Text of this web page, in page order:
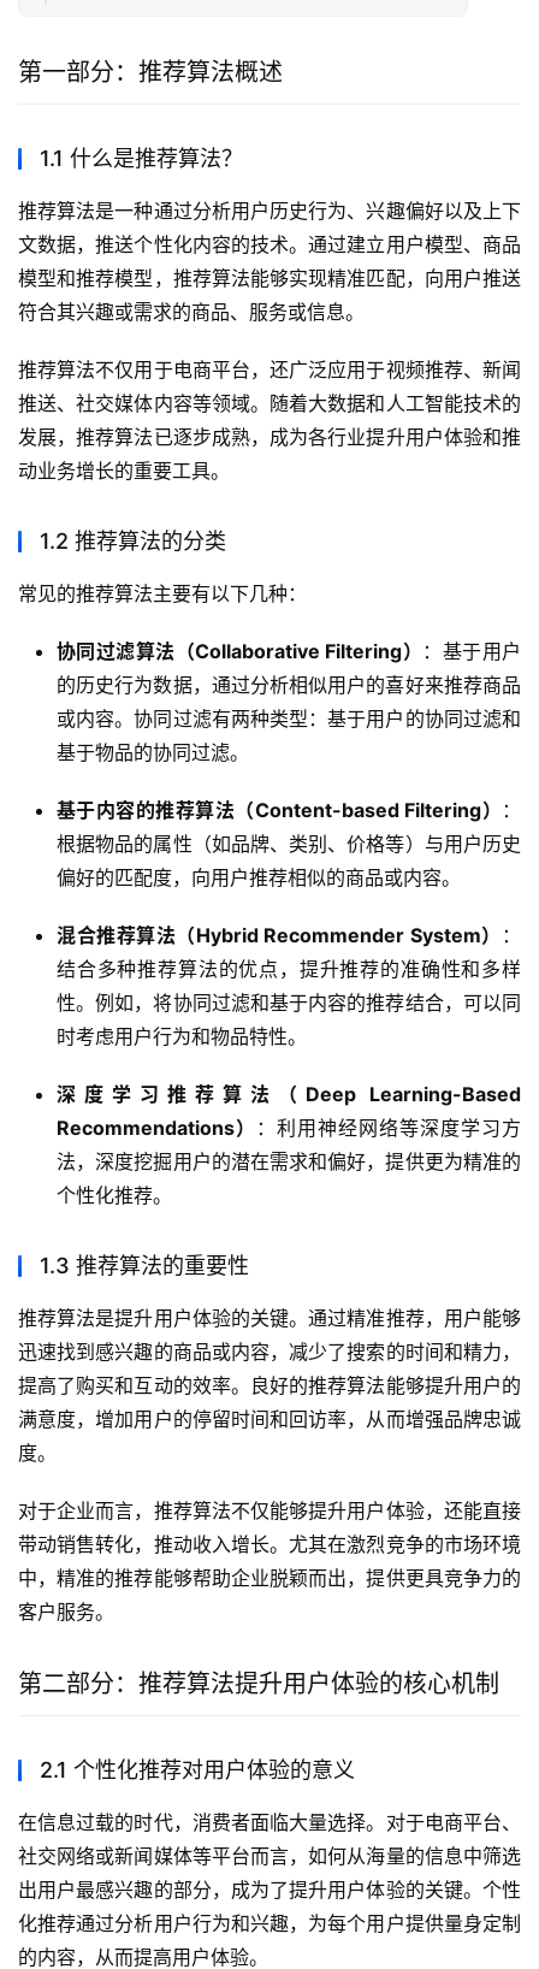
第一部分：推荐算法概述
1.1 什么是推荐算法？
推荐算法是一种通过分析用户历史行为、兴趣偏好以及上下
文数据，推送个性化内容的技术。通过建立用户模型、商品
模型和推荐模型，推荐算法能够实现精准匹配，向用户推送
符合其兴趣或需求的商品、服务或信息。
推荐算法不仅用于电商平台，还广泛应用于视频推荐、新闻
推送、社交媒体内容等领域。随着大数据和人工智能技术的
发展，推荐算法已逐步成熟，成为各行业提升用户体验和推
动业务增长的重要工具。
1.2 推荐算法的分类
常见的推荐算法主要有以下几种：
协同过滤算法（Collaborative Filtering）
：基于用户
的历史行为数据，通过分析相似用户的喜好来推荐商品
或内容。协同过滤有两种类型：基于用户的协同过滤和
基于物品的协同过滤。
基于内容的推荐算法（Content-based Filtering）
：
根据物品的属性（如品牌、类别、价格等）与用户历史
偏好的匹配度，向用户推荐相似的商品或内容。
混合推荐算法（Hybrid Recommender System）
：
结合多种推荐算法的优点，提升推荐的准确性和多样
性。例如，将协同过滤和基于内容的推荐结合，可以同
时考虑用户行为和物品特性。
深度学习推荐算法（Deep Learning-Based
Recommendations）
：利用神经网络等深度学习方
法，深度挖掘用户的潜在需求和偏好，提供更为精准的
个性化推荐。
1.3 推荐算法的重要性
推荐算法是提升用户体验的关键。通过精准推荐，用户能够
迅速找到感兴趣的商品或内容，减少了搜索的时间和精力，
提高了购买和互动的效率。良好的推荐算法能够提升用户的
满意度，增加用户的停留时间和回访率，从而增强品牌忠诚
度。
对于企业而言，推荐算法不仅能够提升用户体验，还能直接
带动销售转化，推动收入增长。尤其在激烈竞争的市场环境
中，精准的推荐能够帮助企业脱颖而出，提供更具竞争力的
客户服务。
第二部分：推荐算法提升用户体验的核心机制
2.1 个性化推荐对用户体验的意义
在信息过载的时代，消费者面临大量选择。对于电商平台、
社交网络或新闻媒体等平台而言，如何从海量的信息中筛选
出用户最感兴趣的部分，成为了提升用户体验的关键。个性
化推荐通过分析用户行为和兴趣，为每个用户提供量身定制
的内容，从而提高用户体验。